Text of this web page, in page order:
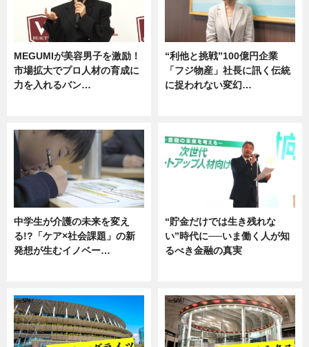
MEGUMIが美容男子を激励！
市場拡大でプロ人材の育成に
力を入れるバン…
“利他と挑戦”100億円企業
「フジ物産」社長に訊く伝統
に捉われない変幻…
中学生が介護の未来を変え
る!?「ケア×社会課題」の新
発想が生むイノベー…
“貯金だけでは生き残れな
い”時代に──いま働く人が知
るべき金融の真実